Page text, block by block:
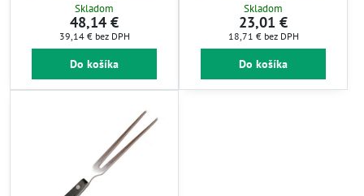
Skladom
48,14 €
39,14 € bez DPH
Do košíka
Skladom
23,01 €
18,71 € bez DPH
Do košíka